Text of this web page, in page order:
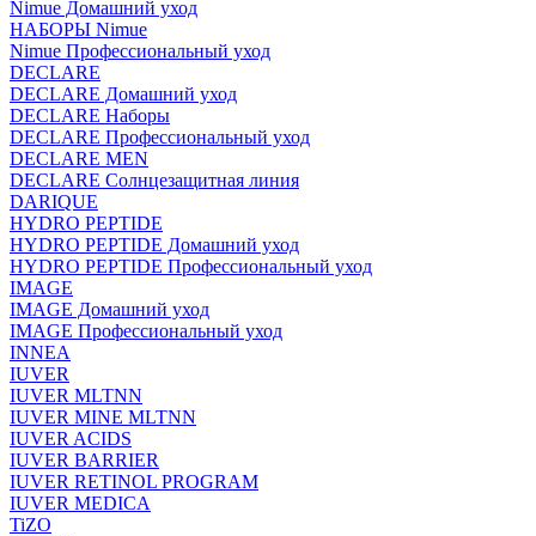
Nimue Домашний уход
НАБОРЫ Nimue
Nimue Профессиональный уход
DECLARE
DECLARE Домашний уход
DECLARE Наборы
DECLARE Профессиональный уход
DECLARE MEN
DECLARE Солнцезащитная линия
DARIQUE
HYDRO PEPTIDE
HYDRO PEPTIDE Домашний уход
HYDRO PEPTIDE Профессиональный уход
IMAGE
IMAGE Домашний уход
IMAGE Профессиональный уход
INNEA
IUVER
IUVER MLTNN
IUVER MINE MLTNN
IUVER ACIDS
IUVER BARRIER
IUVER RETINOL PROGRAM
IUVER MEDICA
TiZO